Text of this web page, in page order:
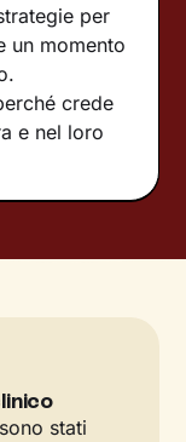
per
un momento
crede
e nel loro
stati